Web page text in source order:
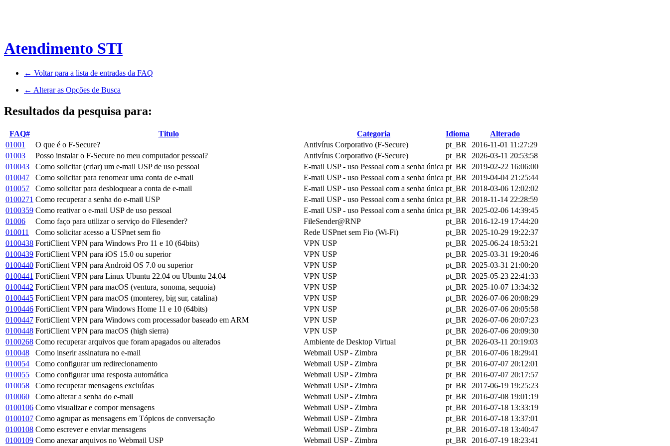
Atendimento STI
← Voltar para a lista de entradas da FAQ
← Alterar as Opções de Busca
Resultados da pesquisa para:
FAQ# Titulo Categoria Idioma
Alterado
01001
O que é o F-Secure? Antivírus Corporativo (F-Secure) pt_BR
2016-11-01 11:27:29
01003
Posso instalar o F-Secure no meu computador pessoal? Antivírus Corporativo (F-Secure) pt_BR
2026-03-11 20:53:58
010043
Como solicitar (criar) um e-mail USP de uso pessoal E-mail USP - uso Pessoal com a senha única pt_BR
2019-02-22 16:06:00
010047
Como solicitar para renomear uma conta de e-mail E-mail USP - uso Pessoal com a senha única pt_BR
2019-04-04 21:25:44
010057
Como solicitar para desbloquear a conta de e-mail E-mail USP - uso Pessoal com a senha única pt_BR
2018-03-06 12:02:02
0100271 Como recuperar a senha do e-mail USP E-mail USP - uso Pessoal com a senha única pt_BR
2018-11-14 22:28:59
0100359 Como reativar o e-mail USP de uso pessoal E-mail USP - uso Pessoal com a senha única pt_BR
2025-02-06 14:39:45
01006
Como faço para utilizar o serviço do Filesender? FileSender@RNP pt_BR
2016-12-19 17:44:20
010011
Como solicitar acesso a USPnet sem fio Rede USPnet sem Fio (Wi-Fi) pt_BR
2025-10-29 19:22:37
0100438 FortiClient VPN para Windows Pro 11 e 10 (64bits) VPN USP pt_BR
2025-06-24 18:53:21
0100439 FortiClient VPN para iOS 15.0 ou superior VPN USP pt_BR
2025-03-31 19:20:46
0100440 FortiClient VPN para Android OS 7.0 ou superior VPN USP pt_BR
2025-03-31 21:00:20
0100441 FortiClient VPN para Linux Ubuntu 22.04 ou Ubuntu 24.04 VPN USP pt_BR
2025-05-23 22:41:33
0100442 FortiClient VPN para macOS (ventura, sonoma, sequoia) VPN USP pt_BR
2025-10-07 13:34:32
0100445 FortiClient VPN para macOS (monterey, big sur, catalina) VPN USP pt_BR
2026-07-06 20:08:29
0100446 FortiClient VPN para Windows Home 11 e 10 (64bits) VPN USP pt_BR
2026-07-06 20:05:58
0100447 FortiClient VPN para Windows com processador baseado em ARM VPN USP pt_BR
2026-07-06 20:07:23
0100448 FortiClient VPN para macOS (high sierra) VPN USP pt_BR
2026-07-06 20:09:30
0100268 Como recuperar arquivos que foram apagados ou alterados Ambiente de Desktop Virtual pt_BR
2026-03-11 20:19:03
010048
Como inserir assinatura no e-mail Webmail USP - Zimbra pt_BR
2016-07-06 18:29:41
010054
Como configurar um redirecionamento Webmail USP - Zimbra pt_BR
2016-07-07 20:12:01
010055
Como configurar uma resposta automática Webmail USP - Zimbra pt_BR
2016-07-07 20:17:57
010058
Como recuperar mensagens excluídas Webmail USP - Zimbra pt_BR
2017-06-19 19:25:23
010060
Como alterar a senha do e-mail Webmail USP - Zimbra pt_BR
2016-07-08 19:01:19
0100106 Como visualizar e compor mensagens Webmail USP - Zimbra pt_BR
2016-07-18 13:33:19
0100107 Como agrupar as mensagens em Tópicos de conversação Webmail USP - Zimbra pt_BR
2016-07-18 13:37:01
0100108 Como escrever e enviar mensagens Webmail USP - Zimbra pt_BR
2016-07-18 13:40:47
0100109 Como anexar arquivos no Webmail USP Webmail USP - Zimbra pt_BR 2016-07-19 18:23:41